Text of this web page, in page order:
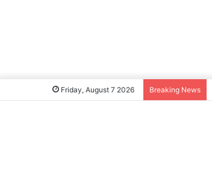
Friday, August 7 2026 Breaking News